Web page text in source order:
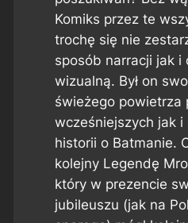
Komiks przez te
trochę się nie
sposób narracji jak i
wizualną. Był on
świeżego powietrza
wcześniejszych jak i
historii o Batmanie.
kolejny Legendę
który w prezencie
jubileuszu (jak na